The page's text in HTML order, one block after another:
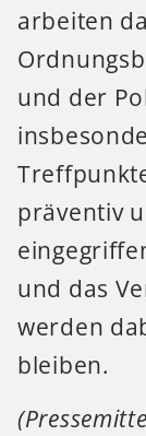
arbeiten
und der
präventiv
und das
werden
bleiben.